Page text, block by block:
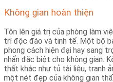
Không gian hoàn thiện
Tôn lên giá trị của phòng làm
trí độc đáo và tinh tế. Một bộ
phong cách hiện đại hay sang
nhấn đặc biệt cho không gian.
thất khác như tủ tài liệu, tranh
một nét đẹp của không gian